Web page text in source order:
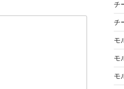
チ
チ
モ
モ
モ